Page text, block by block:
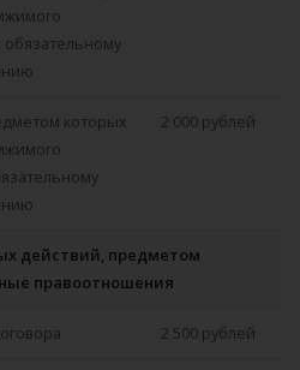
которых
2 000 рублей
действий, предметом
правоотношения
2 500 рублей